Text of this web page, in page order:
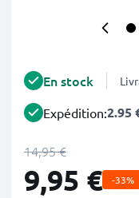
En stock
Expédition:2.95
14,95 €
9,95 € -33%